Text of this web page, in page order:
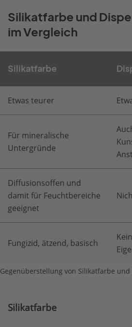
Silikatfarbe und
im Vergleich
Gegenüberstellung von Silikatfarbe
Silikatfarbe
Etwas teurer
Für mineralische
Untergründe
Diffusionsoffen und
damit für Feuchtbereiche
geeignet
Fungizid, ätzend, basisch
Silikatfarbe